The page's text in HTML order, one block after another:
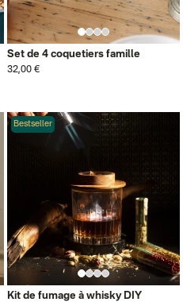
Set de 4 coquetiers famille
32,00 €
Bestseller
Kit de fumage à whisky DIY